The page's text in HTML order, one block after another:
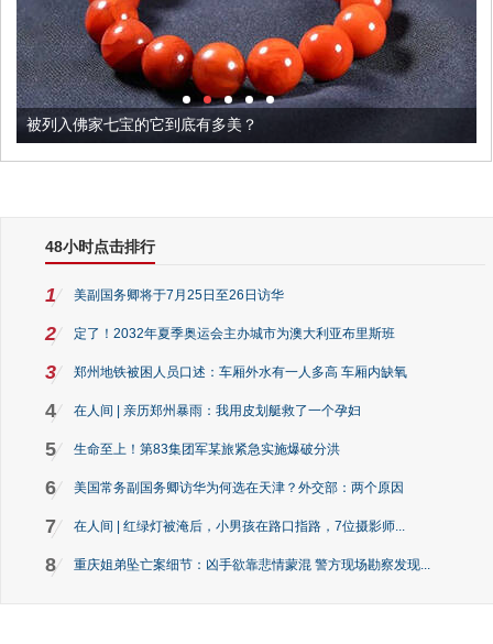
被列入佛家七宝的它到底有多美？
48小时点击排行
1 美副国务卿将于7月25日至26日访华
2 定了！2032年夏季奥运会主办城市为澳大利亚布里斯班
3 郑州地铁被困人员口述：车厢外水有一人多高 车厢内缺氧
4 在人间 | 亲历郑州暴雨：我用皮划艇救了一个孕妇
5 生命至上！第83集团军某旅紧急实施爆破分洪
6 美国常务副国务卿访华为何选在天津？外交部：两个原因
7 在人间 | 红绿灯被淹后，小男孩在路口指路，7位摄影师...
8 重庆姐弟坠亡案细节：凶手欲靠悲情蒙混 警方现场勘察发现...